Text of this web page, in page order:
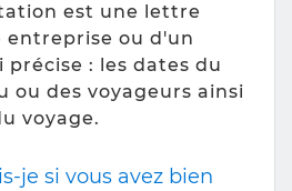
est une lettre
entreprise ou d'un
: les dates du
ou des voyageurs ainsi
voyage.
je si vous avez bien